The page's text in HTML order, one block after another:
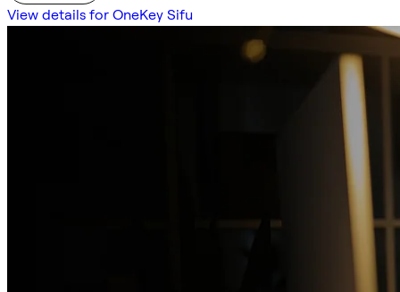
View details for OneKey Sifu